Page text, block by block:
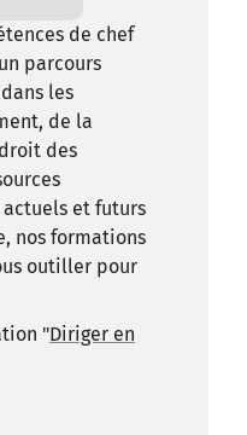
de chef
parcours
les
de la
des
actuels et futurs
nos formations
outiller pour
"Diriger en